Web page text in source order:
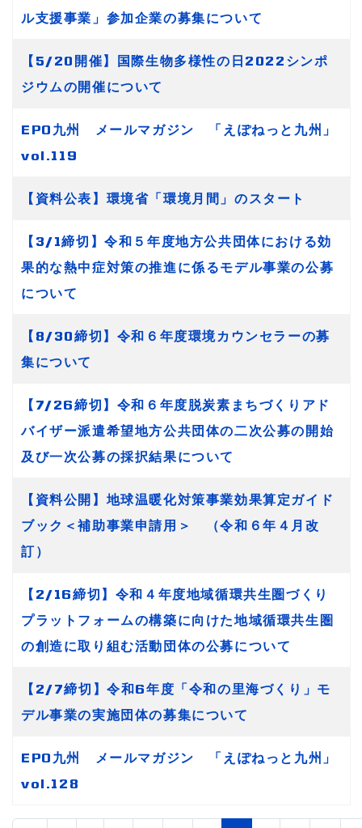
ル支援事業」参加企業の募集について
【5/20開催】国際生物多様性の日2022シンポ
ジウムの開催について
EPO九州 メールマガジン 「えぽねっと九州」
vol.119
【資料公表】環境省「環境月間」のスタート
【3/1締切】令和５年度地方公共団体における効
果的な熱中症対策の推進に係るモデル事業の公募
について
【8/30締切】令和６年度環境カウンセラーの募
集について
【7/26締切】令和６年度脱炭素まちづくりアド
バイザー派遣希望地方公共団体の二次公募の開始
及び一次公募の採択結果について
【資料公開】地球温暖化対策事業効果算定ガイド
ブック＜補助事業申請用＞ （令和６年４月改
訂）
【2/16締切】令和４年度地域循環共生圏づくり
プラットフォームの構築に向けた地域循環共生圏
の創造に取り組む活動団体の公募について
【2/7締切】令和6年度「令和の里海づくり」モ
デル事業の実施団体の募集について
EPO九州 メールマガジン 「えぽねっと九州」
vol.128